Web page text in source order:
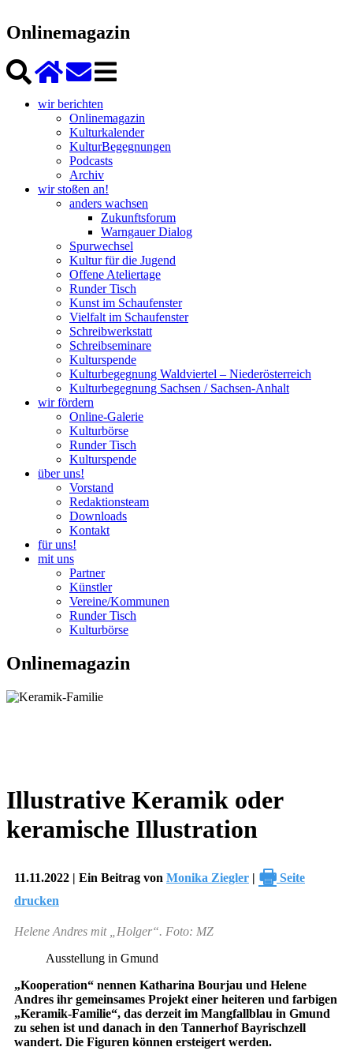
Onlinemagazin
wir berichten
Onlinemagazin
Kulturkalender
KulturBegegnungen
Podcasts
Archiv
wir stoßen an!
anders wachsen
Zukunftsforum
Warngauer Dialog
Spurwechsel
Kultur für die Jugend
Offene Ateliertage
Runder Tisch
Kunst im Schaufenster
Vielfalt im Schaufenster
Schreibwerkstatt
Schreibseminare
Kulturspende
Kulturbegegnung Waldviertel – Niederösterreich
Kulturbegegnung Sachsen / Sachsen-Anhalt
wir fördern
Online-Galerie
Kulturbörse
Runder Tisch
Kulturspende
über uns!
Vorstand
Redaktionsteam
Downloads
Kontakt
für uns!
mit uns
Partner
Künstler
Vereine/Kommunen
Runder Tisch
Kulturbörse
Onlinemagazin
Illustrative Keramik oder
keramische Illustration
11.11.2022 | Ein Beitrag von Monika Ziegler | 🖶 Seite
drucken
Helene Andres mit „Holger“. Foto: MZ
Ausstellung in Gmund
„Kooperation“ nennen Katharina Bourjau und Helene
Andres ihr gemeinsames Projekt einer heiteren und farbigen
„Keramik-Familie“, das derzeit im Mangfallblau in Gmund
zu sehen ist und danach in den Tannerhof Bayrischzell
wandert. Die Figuren können ersteigert werden.